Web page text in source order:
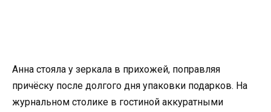
Анна стояла у зеркала в прихожей, поправляя
причёску после долгого дня упаковки подарков. На
журнальном столике в гостиной аккуратными